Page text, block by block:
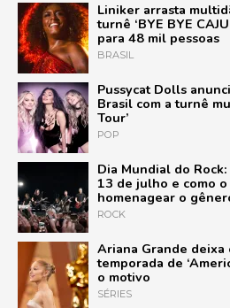
Liniker arrasta
turnê ‘BYE BYE
para 48 mil pessoas
BRASIL
Pussycat Dolls
Brasil com a turnê
Tour’
POP
Dia Mundial do
13 de julho e como
homenagear o
ROCK
Ariana Grande deixa
temporada de
o motivo
SÉRIES